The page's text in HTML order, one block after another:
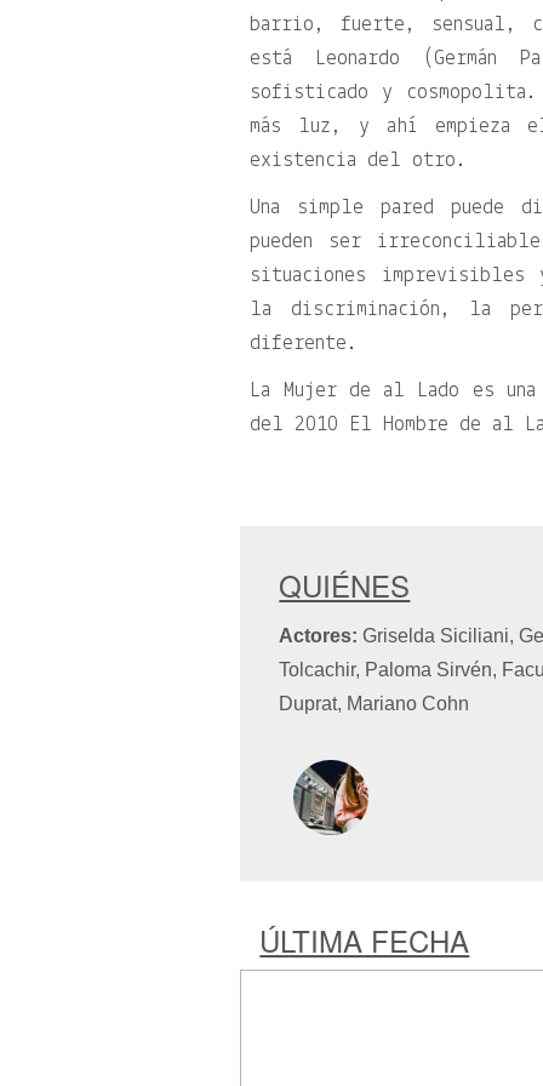
barrio, fuerte, sensual,
está Leonardo (Germán
sofisticado y cosmopolita.
más luz, y ahí empieza
existencia del otro.
Una simple pared puede
pueden ser
situaciones imprevisibles
la discriminación, la
diferente.
La Mujer de al Lado es
del 2010 El Hombre de al
QUIÉNES
Actores: Griselda Siciliani,
Tolcachir, Paloma Sirvén,
Duprat, Mariano Cohn
ÚLTIMA FECHA